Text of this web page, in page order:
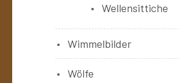
Wellensittiche
Wimmelbilder
Wölfe